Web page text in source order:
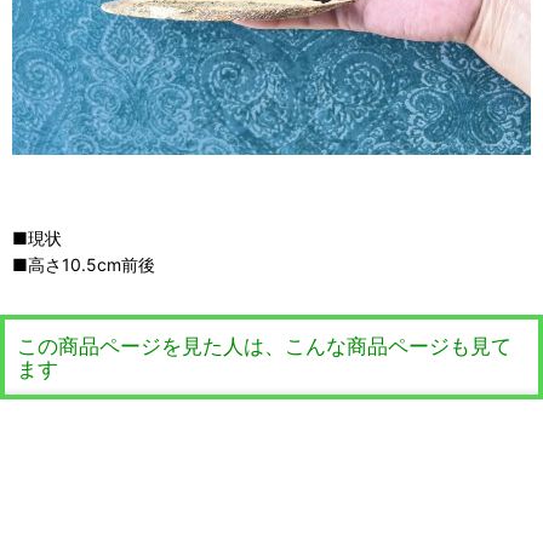
■現状
■高さ10.5cm前後
この商品ページを見た人は、こんな商品ページも見て
ます